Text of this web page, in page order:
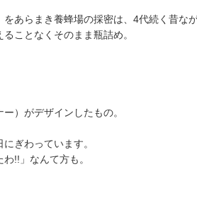
あらまき養蜂場の採密は、4代続く昔なが
ことなくそのまま瓶詰め。
）がデザインしたもの。
ぎわっています。
!!」なんて方も。